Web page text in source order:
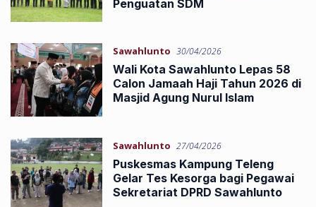
Penguatan SDM
Sawahlunto 30/04/2026
Wali Kota Sawahlunto Lepas 58
Calon Jamaah Haji Tahun 2026 di
Masjid Agung Nurul Islam
Sawahlunto 27/04/2026
Puskesmas Kampung Teleng
Gelar Tes Kesorga bagi Pegawai
Sekretariat DPRD Sawahlunto